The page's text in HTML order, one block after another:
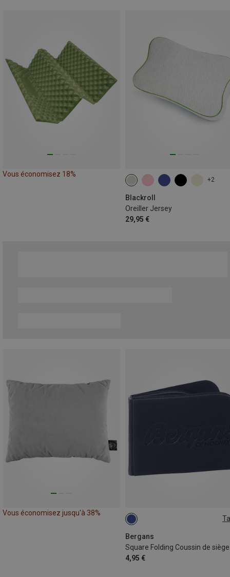
Vous économisez 18%
+2
Blackroll
Oreiller Jersey
29,95 €
Vous économisez jusqu'à 38%
Bergans
Square Folding Coussin de siège
4,95 €
ONE SIZE